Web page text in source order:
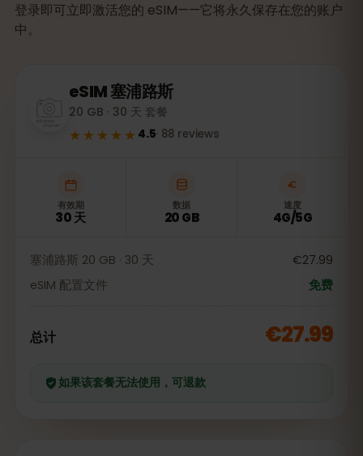
登录即可立即激活您的 eSIM——它将永久保存在您的账户
中。
eSIM塞浦路斯
20 GB · 30 天 套餐
★★★★★ 4.5· 88 reviews
有效期
30 天
数据
20 GB
速度
4G/5G
塞浦路斯 20 GB · 30 天
€27.99
eSIM 配置文件
免费
总计 €27.99
如果该套餐无法使用，可退款